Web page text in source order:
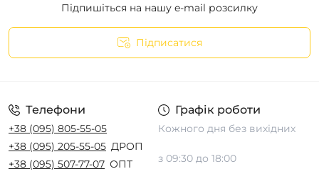
Підпишіться на нашу e-mail розсилку
Підписатися
Телефони
+38 (095) 805-55-05
+38 (095) 205-55-05 ДРОП
+38 (095) 507-77-07 ОПТ
Графік роботи
Кожного дня без вихідних
з 09:30 до 18:00